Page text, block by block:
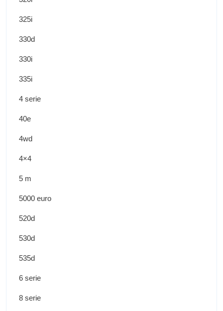
325i
330d
330i
335i
4 serie
40e
4wd
4×4
5 m
5000 euro
520d
530d
535d
6 serie
8 serie